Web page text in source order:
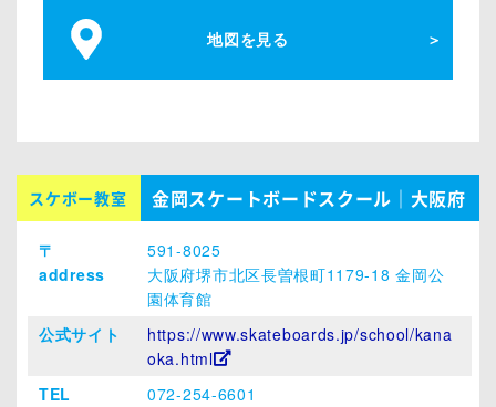
地図を見る
スケボー教室 金岡スケートボードスクール｜大阪府
〒
address
591-8025
大阪府堺市北区長曽根町1179-18 金岡公
園体育館
公式サイト
https://www.skateboards.jp/school/kana
oka.html
TEL
072-254-6601